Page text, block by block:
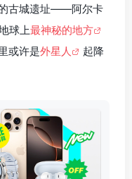
古城遗址——阿尔卡
球上最神秘的地方
或许是外星人
起降